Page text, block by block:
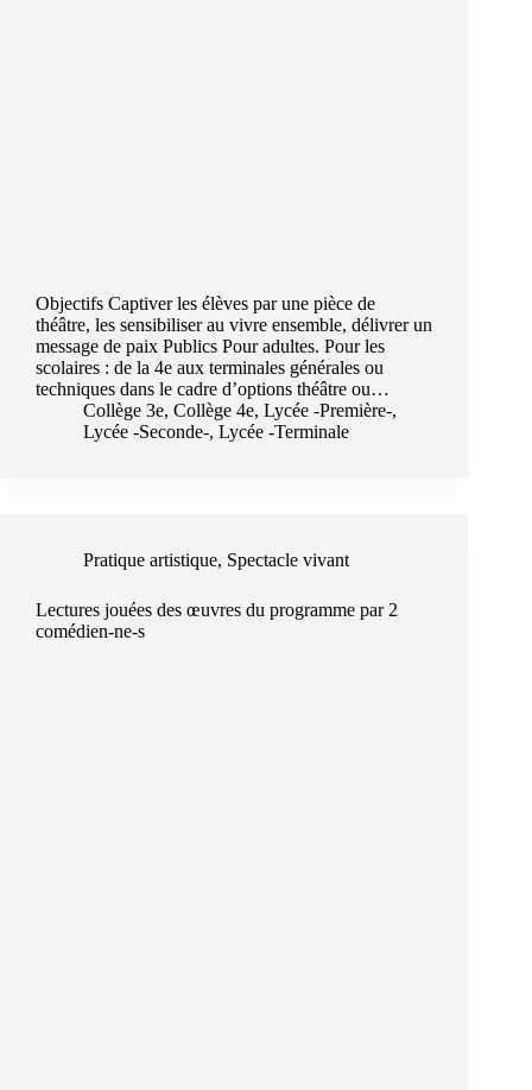
Objectifs Captiver les élèves par une pièce de
théâtre, les sensibiliser au vivre ensemble, délivrer un
message de paix Publics Pour adultes. Pour les
scolaires : de la 4e aux terminales générales ou
techniques dans le cadre d’options théâtre ou…
Collège 3e, Collège 4e, Lycée -Première-,
Lycée -Seconde-, Lycée -Terminale
Pratique artistique, Spectacle vivant
Lectures jouées des œuvres du programme par 2
comédien-ne-s